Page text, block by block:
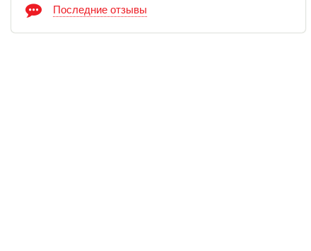
Последние отзывы